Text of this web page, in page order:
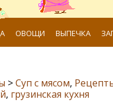
ОВОЩИ ВЫПЕЧКА
>Суп с мясом,
, грузинская кухня